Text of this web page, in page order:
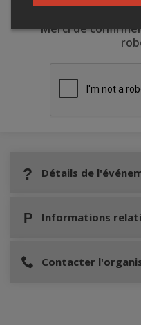
Merci de
Détails de
Informations
Contacter